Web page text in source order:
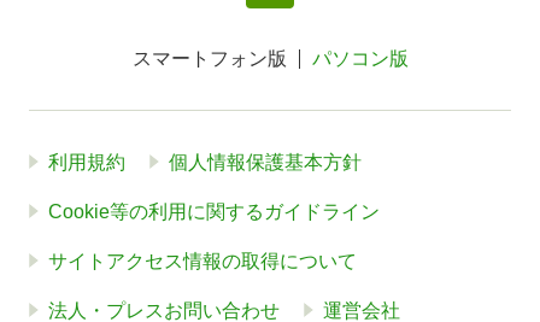
スマートフォン版 パソコン版
利用規約 個人情報保護基本方針
Cookie等の利用に関するガイドライン
サイトアクセス情報の取得について
法人・プレスお問い合わせ 運営会社